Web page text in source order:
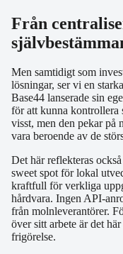
Från
Men samtidigt som
lösningar, ser vi en
Base44 lanserade sin
för att kunna kontrollera
visst, men den pekar på
vara beroende av de
Det här reflekteras
sweet spot för lokal
kraftfull för verkliga
hårdvara. Ingen API-
från molnleverantörer.
över sitt arbete är det
frigörelse.